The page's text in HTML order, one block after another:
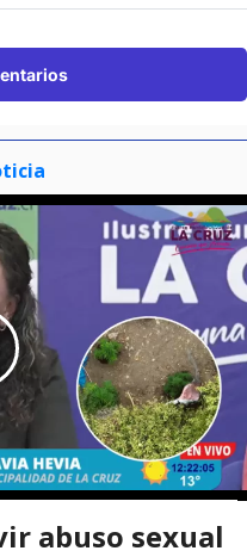
abuso sexual